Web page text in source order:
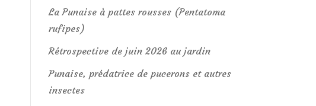
La Punaise à pattes rousses (Pentatoma
rufipes)
Rétrospective de juin 2026 au jardin
Punaise, prédatrice de pucerons et autres
insectes